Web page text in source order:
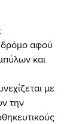
δρόμο αφού
και
με
την